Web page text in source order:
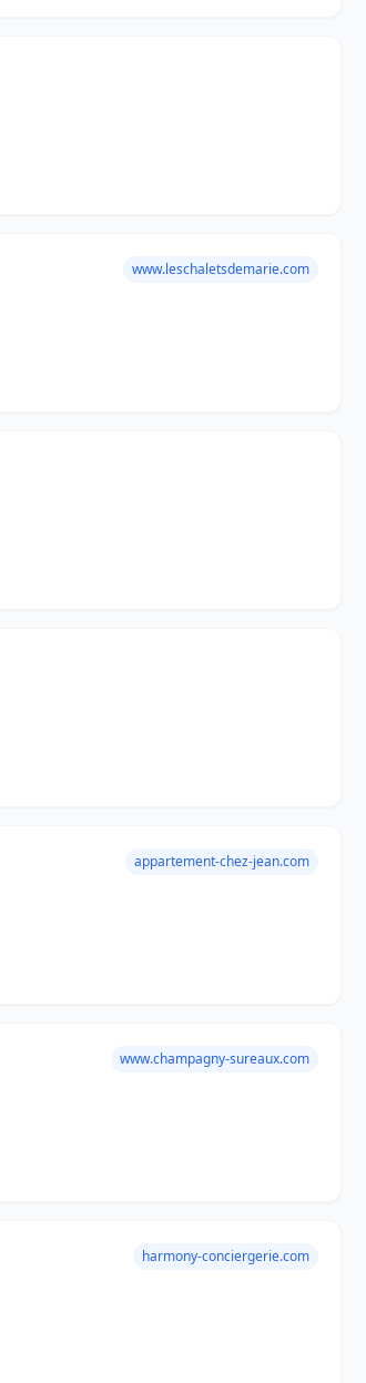
www.leschaletsdemarie.com
appartement-chez-jean.com
www.champagny-sureaux.com
harmony-conciergerie.com